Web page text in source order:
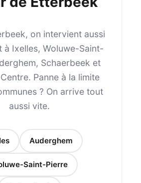
on intervient aussi
à Ixelles, Woluwe-Saint-
Schaerbeek et
Panne à la limite
? On arrive tout
aussi vite.
Auderghem
Saint-Pierre